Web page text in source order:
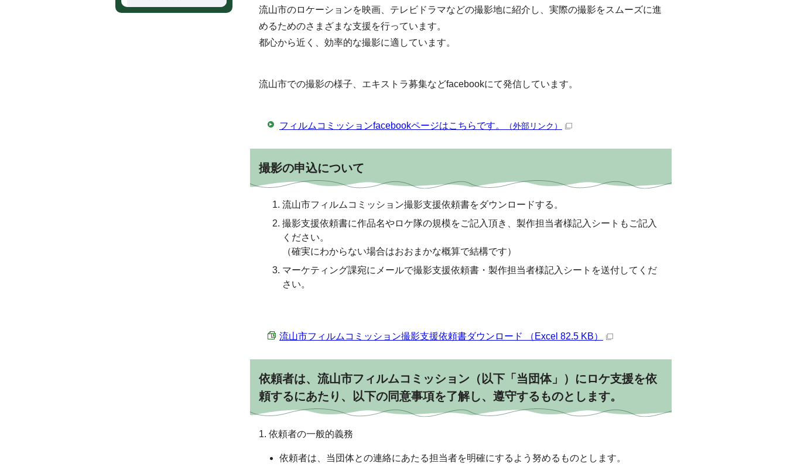
流山市のロケーションを映画、テレビドラマなどの撮影地に紹介し、実際の撮影をスムーズに進
めるためのさまざまな支援を行っています。
都心から近く、効率的な撮影に適しています。
流山市での撮影の様子、エキストラ募集などfacebookにて発信しています。
フィルムコミッションfacebookページはこちらです。 （外部リンク）
撮影の申込について
流山市フィルムコミッション撮影支援依頼書をダウンロードする。
撮影支援依頼書に作品名やロケ隊の規模をご記入頂き、製作担当者様記入シートもご記入
ください。
（確実にわからない場合はおおまかな概算で結構です）
マーケティング課宛にメールで撮影支援依頼書・製作担当者様記入シートを送付してくだ
さい。
流山市フィルムコミッション撮影支援依頼書ダウンロード （Excel 82.5 KB）
依頼者は、流山市フィルムコミッション（以下「当団体」）にロケ支援を依
頼するにあたり、以下の同意事項を了解し、遵守するものとします。
1. 依頼者の一般的義務
依頼者は、当団体との連絡にあたる担当者を明確にするよう努めるものとします。